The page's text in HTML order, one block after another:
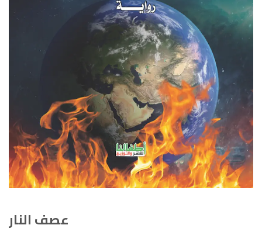
عصف النار